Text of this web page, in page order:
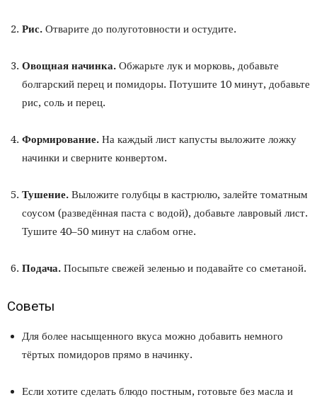
Рис. Отварите до полуготовности и остудите.
Овощная начинка. Обжарьте лук и морковь, добавьте
болгарский перец и помидоры. Потушите 10 минут, добавьте
рис, соль и перец.
Формирование. На каждый лист капусты выложите ложку
начинки и сверните конвертом.
Тушение. Выложите голубцы в кастрюлю, залейте томатным
соусом (разведённая паста с водой), добавьте лавровый лист.
Тушите 40–50 минут на слабом огне.
Подача. Посыпьте свежей зеленью и подавайте со сметаной.
Советы
Для более насыщенного вкуса можно добавить немного
тёртых помидоров прямо в начинку.
Если хотите сделать блюдо постным, готовьте без масла и